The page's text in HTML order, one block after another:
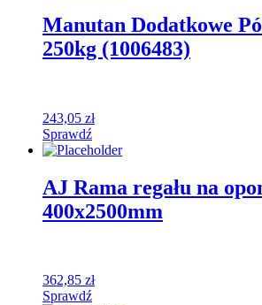
Manutan Dodatkowe
250kg (1006483)
243,05 zł
Sprawdź
AJ Rama regału na
400x2500mm
362,85 zł
Sprawdź